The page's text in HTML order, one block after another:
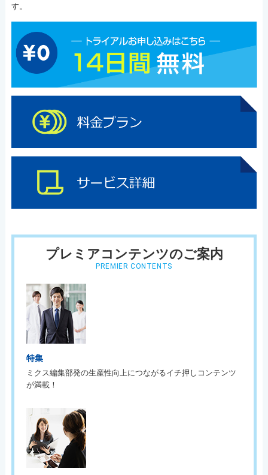
す。
プレミアコンテンツのご案内
PREMIER CONTENTS
特集
ミクス編集部発の生産性向上につながるイチ押しコンテンツ
が満載！